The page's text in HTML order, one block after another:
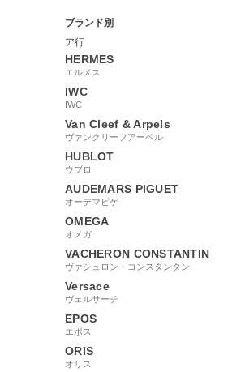
ブランド別
ア行
HERMES
エルメス
IWC
IWC
Van Cleef & Arpels
ヴァンクリーフアーペル
HUBLOT
ウブロ
AUDEMARS PIGUET
オーデマピゲ
OMEGA
オメガ
VACHERON CONSTANTIN
ヴァシュロン・コンスタンタン
Versace
ヴェルサーチ
EPOS
エポス
ORIS
オリス